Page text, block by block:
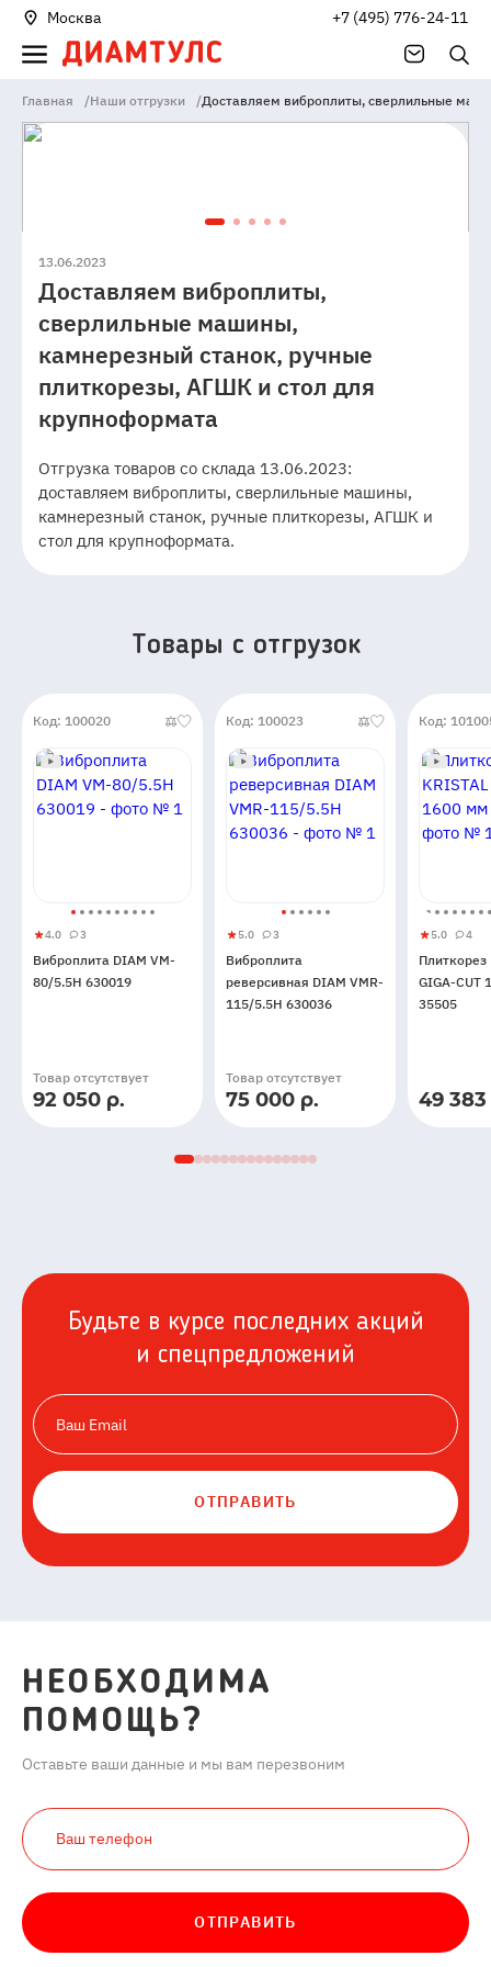
Москва +7 (495) 776-24-11
Главная /Наши отгрузки /Доставляем виброплиты, сверлильные
13.06.2023
Доставляем виброплиты,
сверлильные машины,
камнерезный станок, ручные
плиткорезы, АГШК и стол для
крупноформата
Отгрузка товаров со склада 13.06.2023:
доставляем виброплиты, сверлильные машины,
камнерезный станок, ручные плиткорезы, АГШК и
стол для крупноформата.
Товары c отгрузок
Код: 100020
Виброплита
DIAM
VM-
4.0
4
3 3
Виброплита DIAM VM-
80/5.5H 630019
Товар отсутствует
92 050 р.
Код: 100023
Виброплита
реверсивная
DIAM
VMR-
5.0
5
3 3
Виброплита
реверсивная DIAM VMR-
115/5.5H 630036
Товар отсутствует
75 000 р.
Код:
KRISTAL
GIGA-
35505
5.0
5
4 4
Плиткорез
GIGA-CUT
35505
В
49 383
Будьте в курсе последних акций
и спецпредложений
ОТПРАВИТЬ
НЕОБХОДИМА
ПОМОЩЬ?
Оставьте ваши данные и мы вам перезвоним
ОТПРАВИТЬ